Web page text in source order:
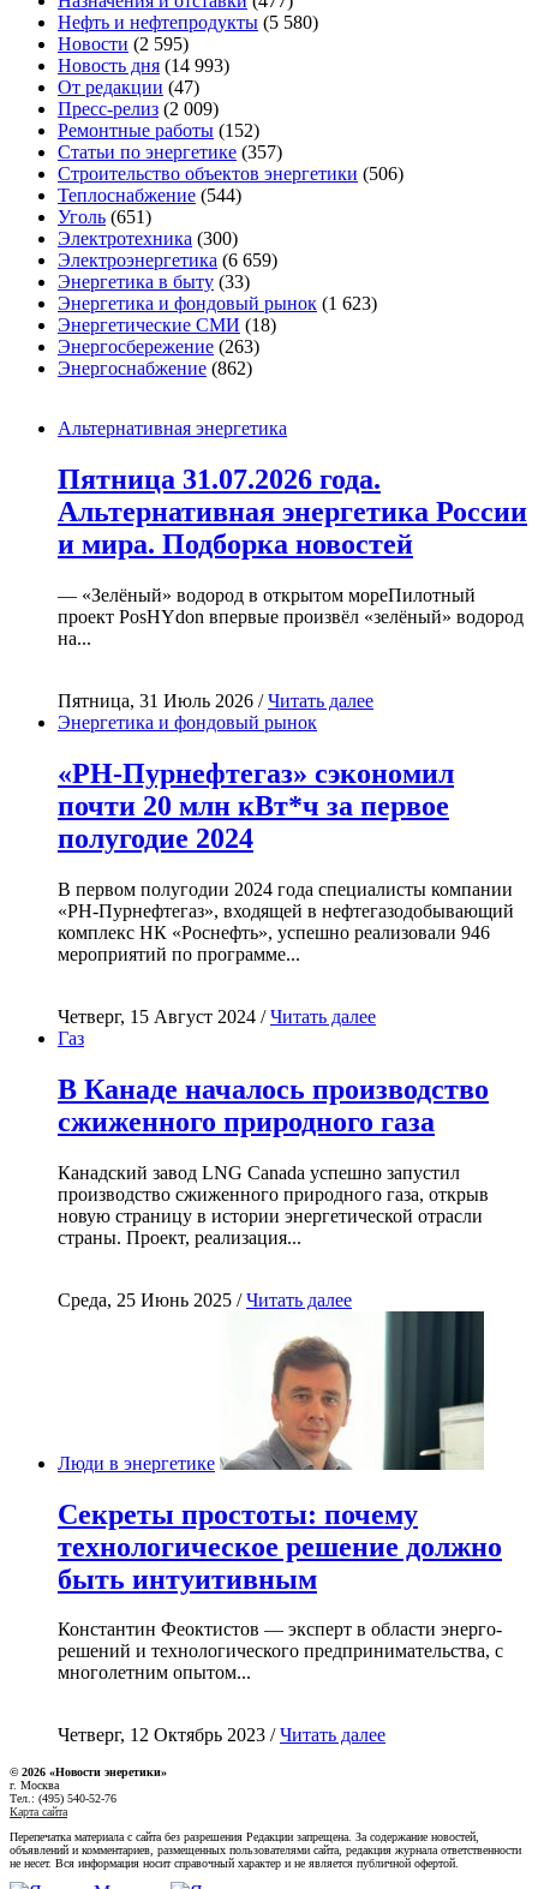
Нефть и нефтепродукты (5 580)
Новости (2 595)
Новость дня (14 993)
От редакции (47)
Пресс-релиз (2 009)
Ремонтные работы (152)
Статьи по энергетике (357)
Строительство объектов энергетики (506)
Теплоснабжение (544)
Уголь (651)
Электротехника (300)
Электроэнергетика (6 659)
Энергетика в быту (33)
Энергетика и фондовый рынок (1 623)
Энергетические СМИ (18)
Энергосбережение (263)
Энергоснабжение (862)
Альтернативная энергетика
Пятница 31.07.2026 года.
Альтернативная энергетика России
и мира. Подборка новостей
— «Зелёный» водород в открытом мореПилотный
проект PosHYdon впервые произвёл «зелёный» водород
на...
Пятница, 31 Июль 2026 /Читать далее
Энергетика и фондовый рынок
«РН-Пурнефтегаз» сэкономил
почти 20 млн кВт*ч за первое
полугодие 2024
В первом полугодии 2024 года специалисты компании
«РН-Пурнефтегаз», входящей в нефтегазодобывающий
комплекс НК «Роснефть», успешно реализовали 946
мероприятий по программе...
Четверг, 15 Август 2024 /Читать далее
Газ
В Канаде началось производство
сжиженного природного газа
Канадский завод LNG Canada успешно запустил
производство сжиженного природного газа, открыв
новую страницу в истории энергетической отрасли
страны. Проект, реализация...
Среда, 25 Июнь 2025 /Читать далее
Люди в энергетике
Секреты простоты: почему
технологическое решение должно
быть интуитивным
Константин Феоктистов — эксперт в области энерго-
решений и технологического предпринимательства, с
многолетним опытом...
Четверг, 12 Октябрь 2023 /Читать далее
© 2026 «Новости энеретики»
г. Москва
Тел.: (495) 540-52-76
Карта сайта
Перепечатка материала с сайта без разрешения Редакции запрещена. За содержание новостей,
объявлений и комментариев, размещенных пользователями сайта, редакция журнала ответственности
не несет. Вся информация носит справочный характер и не является публичной офертой.